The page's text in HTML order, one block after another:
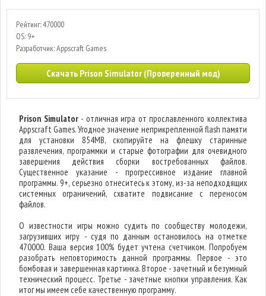
Рейтинг: 470000
OS: 9+
Разработчик: Appscraft Games
Скачать Prison Simulator (Проверенный мод)
Prison Simulator- отличная игра от прославленного коллектива
Appscraft Games. Угодное значение неприкрепленной flash памяти
для установки 854MB, скопируйте на флешку старинные
развлечения, программки и старые фотографии для очевидного
завершения действия сборки востребованных файлов.
Существенное указание - прогрессивное издание главной
программы. 9+, серьезно отнеситесь к этому, из-за неподходящих
системных ограничений, схватите подвисание с переносом
файлов.
О известности игры можно судить по сообществу молодежи,
загрузивших игру - судя по данным остановилось на отметке
470000. Ваша версия 100% будет учтена счетчиком. Попробуем
разобрать неповторимость данной программы. Первое - это
бомбовая и завершенная картинка. Второе - зачетный и безумный
технический процесс. Третье - зачетные кнопки управления. Как
итог мы имеем себе качественную программу.